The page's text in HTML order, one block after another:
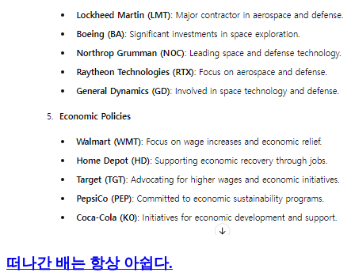
떠나간 배는 항상 아쉽다.